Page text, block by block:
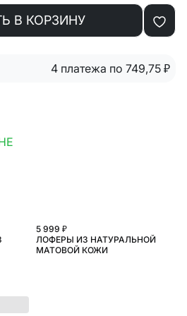
В КОРЗИНУ
4 платежа по 749,75 ₽
5 999 ₽
ЛОФЕРЫ ИЗ НАТУРАЛЬНОЙ
МАТОВОЙ КОЖИ